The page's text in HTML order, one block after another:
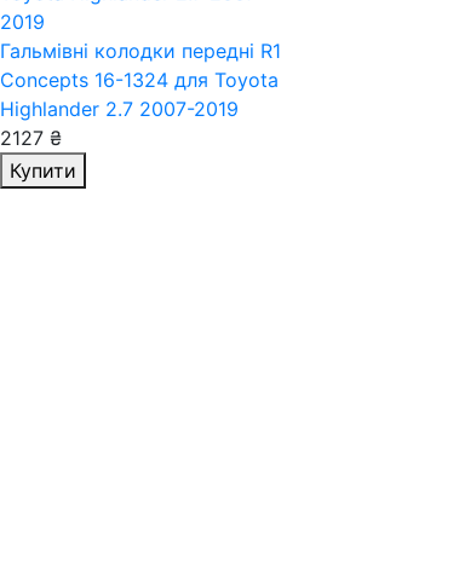
Гальмівні колодки передні R1
Concepts 16-1324 для Toyota
Highlander 2.7 2007-2019
2127 ₴
Купити